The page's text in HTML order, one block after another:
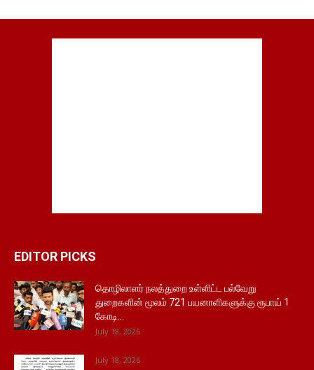
EDITOR PICKS
தொழிலாளர் நலத்துறை உள்ளிட்ட பல்வேறு
துறைகளின் மூலம் 721 பயனாளிகளுக்கு ரூபாய் 1
கோடி...
July 18, 2026
July 18, 2026